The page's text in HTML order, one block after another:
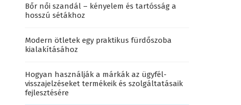
Bőr női szandál – kényelem és tartósság a
hosszú sétákhoz
Modern ötletek egy praktikus fürdőszoba
kialakításához
Hogyan használják a márkák az ügyfél-
visszajelzéseket termékeik és szolgáltatásaik
fejlesztésére